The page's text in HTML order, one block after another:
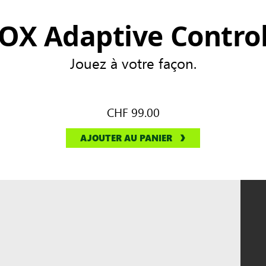
Adaptive
Jouez à votre façon.
CHF 99.00
AJOUTER AU PANIER